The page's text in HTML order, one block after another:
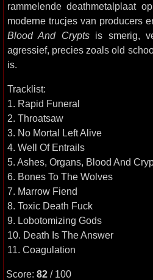
rammelende deathmetalplaat
moderne trucjes van producers
Blood And Cryptsis smerig,
agressief, precies zoals old
is.
Tracklist:
1. Rapid Funeral
2. Throatsaw
3. No Mortal Left Alive
4. Well Of Entrails
5. Ashes, Organs, Blood And
6. Bones To The Wolves
7. Marrow Fiend
8. Toxic Death Fuck
9. Lobotomizing Gods
10. Death Is The Answer
11. Coagulation
Score: 82 / 100